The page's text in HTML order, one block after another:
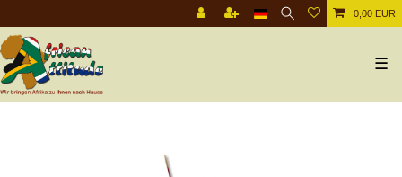
0,00 EUR
☰